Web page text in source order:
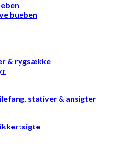
bueben
& rygsække
stativer & ansigter